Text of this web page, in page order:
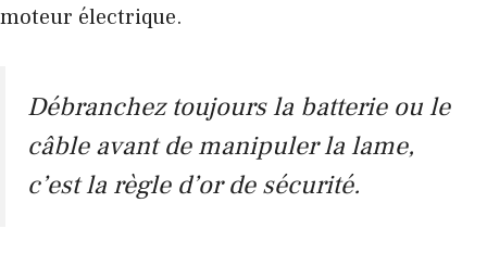
moteur électrique.
Débranchez toujours la batterie ou le
câble avant de manipuler la lame,
c’est la règle d’or de sécurité.